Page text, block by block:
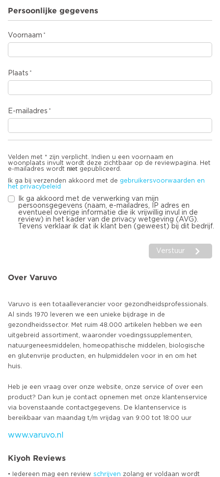
Persoonlijke gegevens
Voornaam
Plaats
E-mailadres
Velden met * zijn verplicht. Indien u een voornaam en
woonplaats invult wordt deze zichtbaar op de reviewpagina. Het
e-mailadres wordt niet gepubliceerd.
Ik ga bij verzenden akkoord met de gebruikersvoorwaarden en
het privacybeleid
Ik ga akkoord met de verwerking van mijn
persoonsgegevens (naam, e-mailadres, IP adres en
eventueel overige informatie die ik vrijwillig invul in de
review) in het kader van de privacy wetgeving (AVG).
Tevens verklaar ik dat ik klant ben (geweest) bij dit bedrijf.
Verstuur
Over Varuvo
Varuvo is een totaalleverancier voor gezondheidsprofessionals.
Al sinds 1970 leveren we een unieke bijdrage in de
gezondheidssector. Met ruim 48.000 artikelen hebben we een
uitgebreid assortiment, waaronder voedingssupplementen,
natuurgeneesmiddelen, homeopathische middelen, biologische
en glutenvrije producten, en hulpmiddelen voor in en om het
huis.
Heb je een vraag over onze website, onze service of over een
product? Dan kun je contact opnemen met onze klantenservice
via bovenstaande contactgegevens. De klantenservice is
www.varuvo.nl
Kiyoh Reviews
• Iedereen mag een review schrijven zolang er voldaan wordt